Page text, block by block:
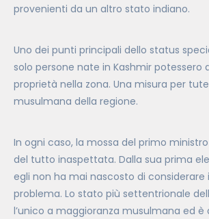
provenienti da un altro stato indiano.
Uno dei punti principali dello status
solo persone nate in Kashmir potessero
proprietà nella zona. Una misura per
musulmana della regione.
In ogni caso, la mossa del primo
del tutto inaspettata. Dalla sua prima
egli non ha mai nascosto di considerare
problema. Lo stato più settentrionale
l’unico a maggioranza musulmana ed è